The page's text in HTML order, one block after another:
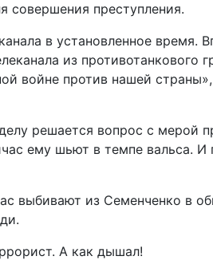
совершения преступления.
в установленное время.
из противотанкового
войне против нашей
решается вопрос с мерой
ему шьют в темпе вальса. И
выбивают из Семенченко в
А как дышал!